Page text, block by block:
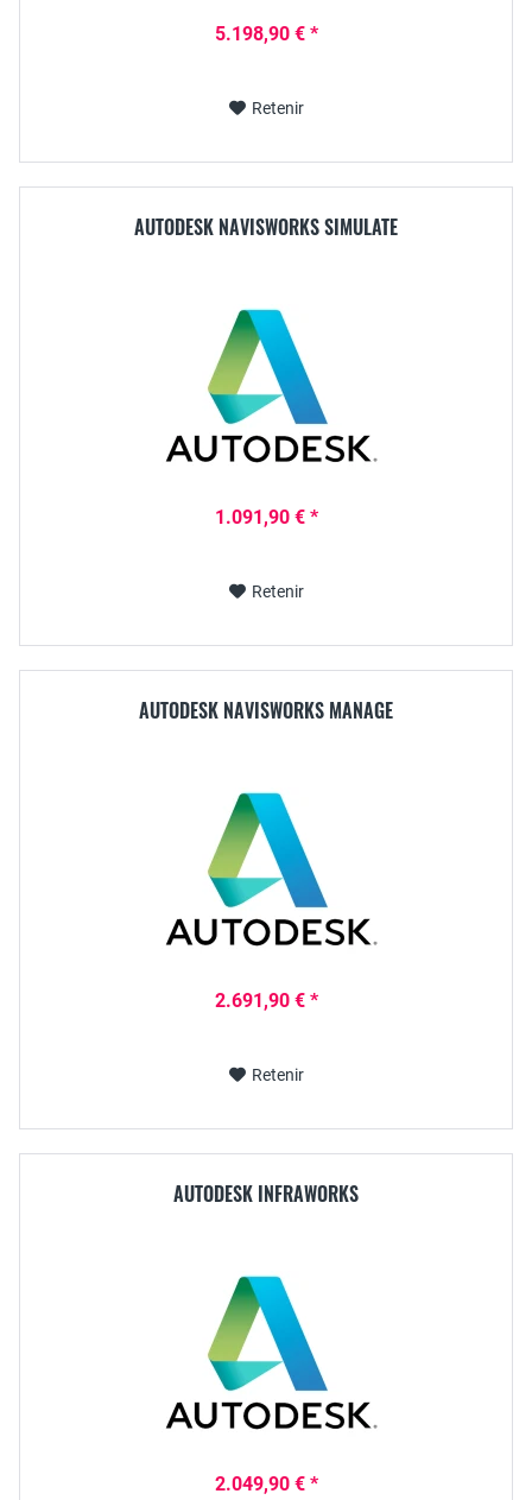
5.198,90 € *
Retenir
AUTODESK NAVISWORKS SIMULATE
1.091,90 € *
Retenir
AUTODESK NAVISWORKS MANAGE
2.691,90 € *
Retenir
AUTODESK INFRAWORKS
2.049,90 € *